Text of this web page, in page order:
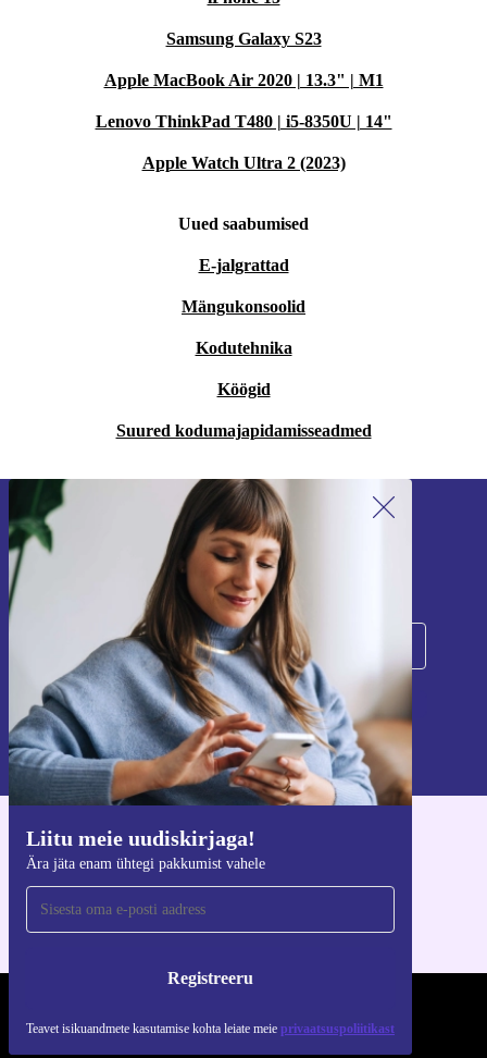
Samsung Galaxy S23
Apple MacBook Air 2020 | 13.3" | M1
Lenovo ThinkPad T480 | i5-8350U | 14"
Apple Watch Ultra 2 (2023)
Uued saabumised
E-jalgrattad
Mängukonsoolid
Kodutehnika
Köögid
Suured kodumajapidamisseadmed
Liitu meie uudiskirjaga!
Ära jäta enam ühtegi pakkumist vahele
Registreeru
Teavet isikuandmete kasutamise kohta leiate meie privaatsuspoliitikast
Liitu meie uudiskirjaga!
Ära jäta enam ühtegi pakkumist vahele.
Registreeru
Teavet isikuandmete kasutamise kohta leiate meie
privaatsuspoliitikast.
Hangi refurbed rakendus
iOS-i ja Androidi jaoks